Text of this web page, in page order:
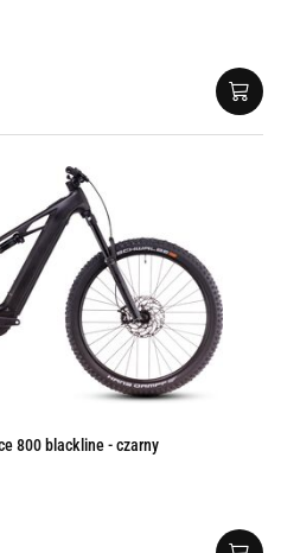
800 blackline - czarny